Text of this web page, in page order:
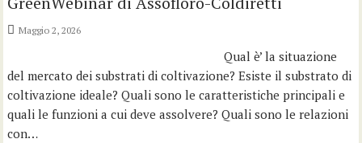
Maggio 2, 2026
Qual è’ la situazione
del mercato dei substrati di coltivazione? Esiste il substrato di
coltivazione ideale? Quali sono le caratteristiche principali e
quali le funzioni a cui deve assolvere? Quali sono le relazioni
con…